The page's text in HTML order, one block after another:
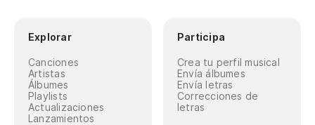
Explorar
Canciones
Artistas
Álbumes
Playlists
Actualizaciones
Lanzamientos
Participa
Crea tu perfil musical
Envía álbumes
Envía letras
Correcciones de
letras